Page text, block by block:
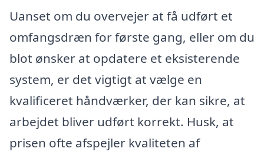
Uanset om du overvejer at få udført et
omfangsdræn for første gang, eller om du
blot ønsker at opdatere et eksisterende
system, er det vigtigt at vælge en
kvalificeret håndværker, der kan sikre, at
arbejdet bliver udført korrekt. Husk, at
prisen ofte afspejler kvaliteten af